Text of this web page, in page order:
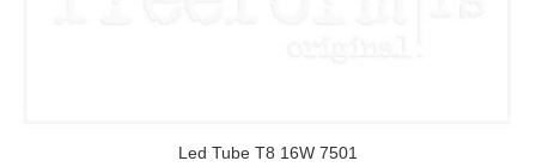
Led Tube T8 16W 7501